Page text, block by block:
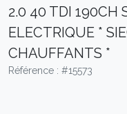
2.0 40 TDI 190CH
ELECTRIQUE *
CHAUFFANTS *
Référence : #15573